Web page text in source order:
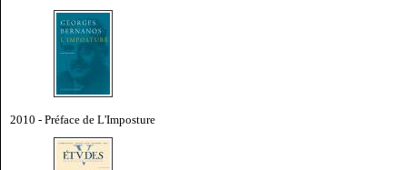
2010 - Préface de L'Imposture